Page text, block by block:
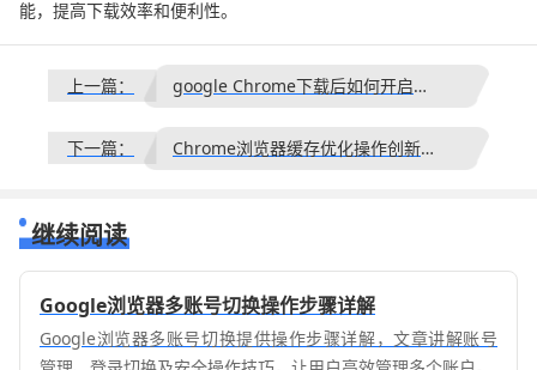
能，提高下载效率和便利性。
上一篇： google Chrome下载后如何开启网页语音朗读
下一篇： Chrome浏览器缓存优化操作创新实战教程
继续阅读
Google浏览器多账号切换操作步骤详解
Google浏览器多账号切换提供操作步骤详解，文章讲解账号